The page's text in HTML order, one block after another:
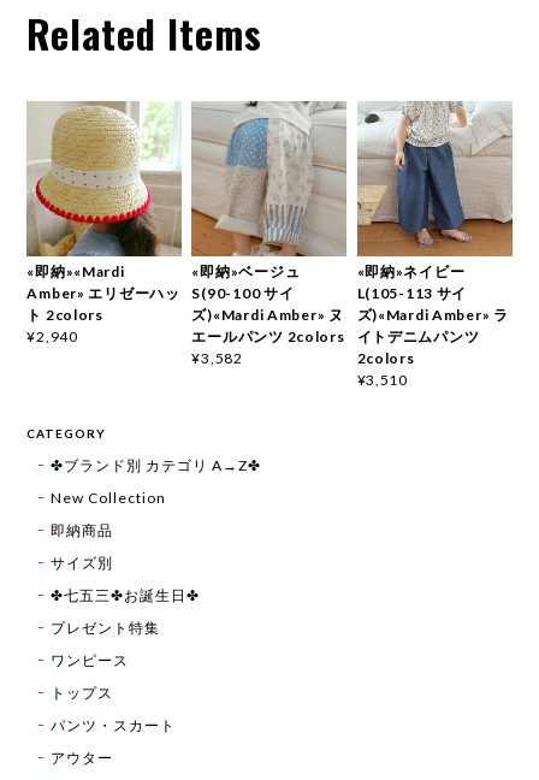
Related Items
«即納»«Mardi
Amber» エリゼーハッ
ト 2colors
¥2,940
«即納»ベージュ
S(90-100 サイ
ズ)«Mardi Amber» ヌ
エールパンツ 2colors
¥3,582
«即納»ネイビー
L(105-113 サイ
ズ)«Mardi Amber» ラ
イトデニムパンツ
2colors
¥3,510
CATEGORY
✤ブランド別 カテゴリ A→Z✤
New Collection
即納商品
サイズ別
✤七五三✤お誕生日✤
プレゼント特集
ワンピース
トップス
パンツ・スカート
アウター